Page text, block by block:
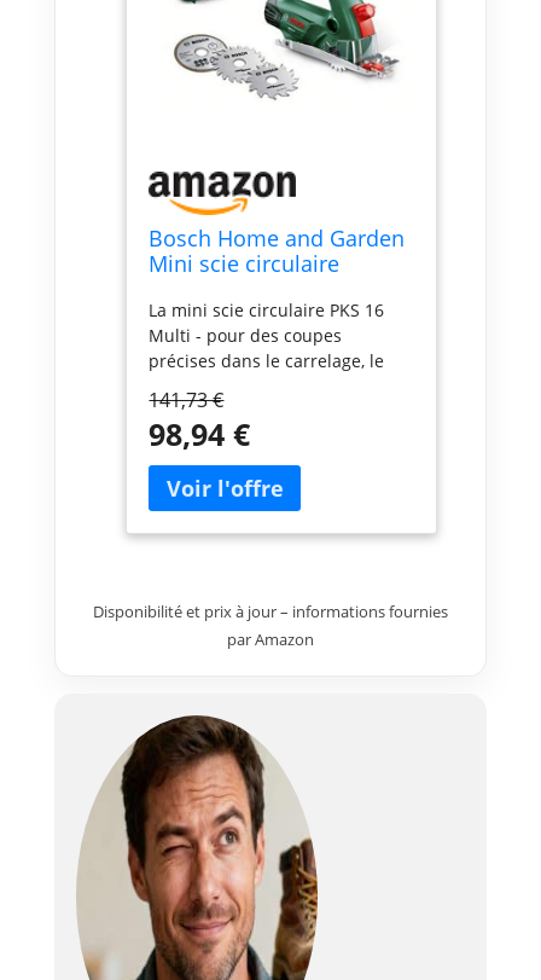
Bosch Home and Garden
Mini scie circulaire
16 avec coffret, et 3 lames
06033B3000 Vert 35,6 cm
La mini scie circulaire PKS 16
Multi - pour des coupes
précises dans le carrelage, le
de nombreuses applications
grâce aux trois lames de scie
incluses, par exemple pour les
profilés en stratifié, en plastique
ou en cuivre. Coupes
plongeantes précises facilement
Travaillez sans poussière grâce
à l'adaptateur d'aspirateur
lame de scie spéciale, 1x lame
de scie diamantée céramique,
coffret
141,73 €
98,94 €
Disponibilité et prix à jour – informations fournies
par Amazon